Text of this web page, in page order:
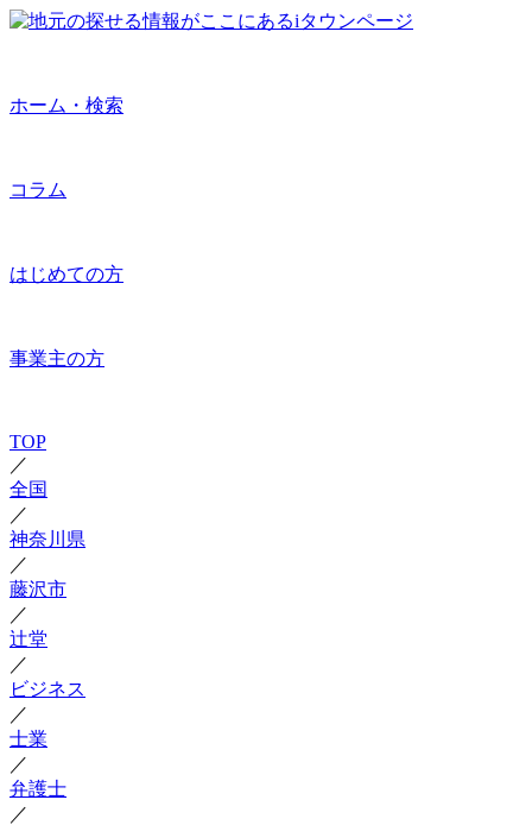
ホーム・検索
コラム
はじめての方
事業主の方
TOP
／
全国
／
神奈川県
／
藤沢市
／
辻堂
／
ビジネス
／
士業
／
弁護士
／